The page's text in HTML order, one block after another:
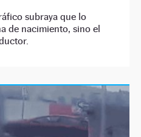
subraya que lo
de nacimiento, sino el